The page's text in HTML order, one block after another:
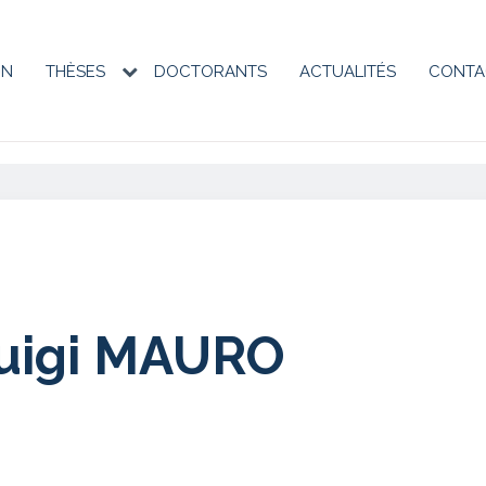
THÈSES DOCTORANTS ACTUALITÉS
MAURO